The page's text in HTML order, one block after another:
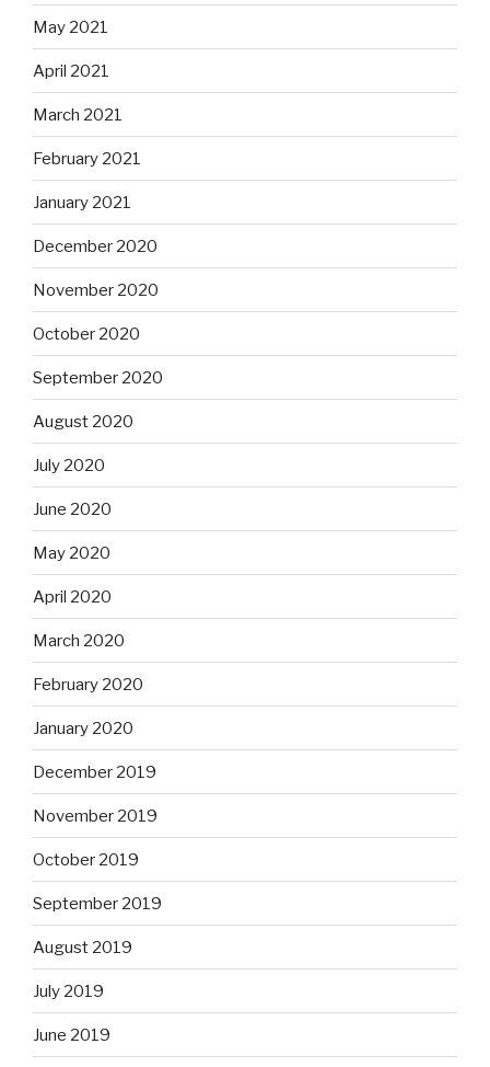
May 2021
April 2021
March 2021
February 2021
January 2021
December 2020
November 2020
October 2020
September 2020
August 2020
July 2020
June 2020
May 2020
April 2020
March 2020
February 2020
January 2020
December 2019
November 2019
October 2019
September 2019
August 2019
July 2019
June 2019